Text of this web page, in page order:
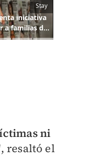
ni
, resaltó el